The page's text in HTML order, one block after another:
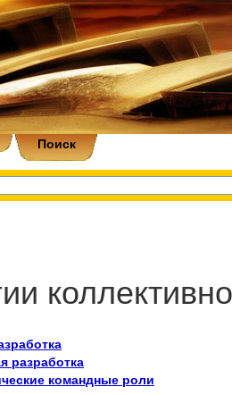
Поиск
разработка
командные роли